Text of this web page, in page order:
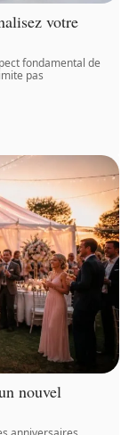
votre
fondamental de
pas
nouvel